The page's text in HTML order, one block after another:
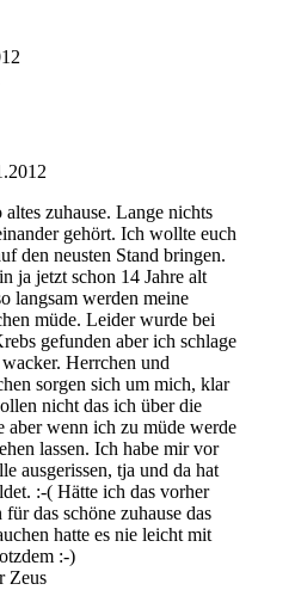
zuhause. Lange nichts
gehört. Ich wollte euch
den neusten Stand bringen.
ja jetzt schon 14 Jahre alt
langsam werden meine
müde. Leider wurde bei
gefunden aber ich schlage
Herrchen und
sorgen sich um mich, klar
nicht das ich über die
aber wenn ich zu müde werde
lassen. Ich habe mir vor
ausgerissen, tja und da hat
:-( Hätte ich das vorher
das schöne zuhause das
hatte es nie leicht mit
:-)
Zeus